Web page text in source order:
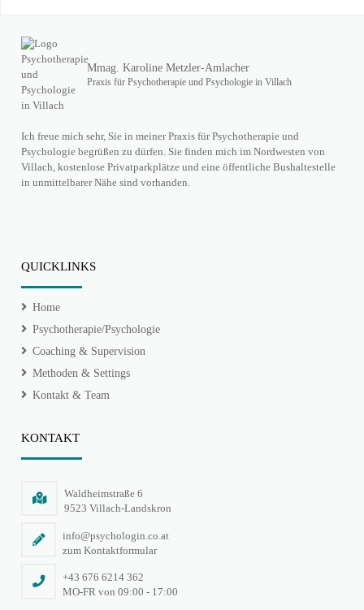
Mmag. Karoline Metzler-Amlacher
Praxis für Psychotherapie und Psychologie in Villach
Ich freue mich sehr, Sie in meiner Praxis für Psychotherapie und
Psychologie begrüßen zu dürfen. Sie finden mich im Nordwesten von
Villach, kostenlose Privatparkplätze und eine öffentliche Bushaltestelle
in unmittelbarer Nähe sind vorhanden.
QUICKLINKS
Home
Psychotherapie/Psychologie
Coaching & Supervision
Methoden & Settings
Kontakt & Team
KONTAKT
Waldheimstraße 6
9523 Villach-Landskron
info@psychologin.co.at
zum Kontaktformular
+43 676 6214 362
MO-FR von 09:00 - 17:00